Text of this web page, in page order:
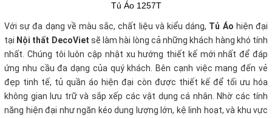
Tủ Áo 1257T
Với sự đa dạng về màu sắc, chất liệu và kiểu dáng, Tủ Áo hiện đại
tại Nội thất DecoViet sẽ làm hài lòng cả những khách hàng khó tính
nhất. Chúng tôi luôn cập nhật xu hướng thiết kế mới nhất để đáp
ứng nhu cầu đa dạng của quý khách. Bên cạnh việc mang đến vẻ
đẹp tinh tế, tủ quần áo hiện đại còn được thiết kế để tối ưu hóa
không gian lưu trữ và sắp xếp các vật dụng cá nhân. Nhờ các tính
năng hiện đại như ngăn kéo dung lượng lớn, kệ linh hoạt, và khu vực